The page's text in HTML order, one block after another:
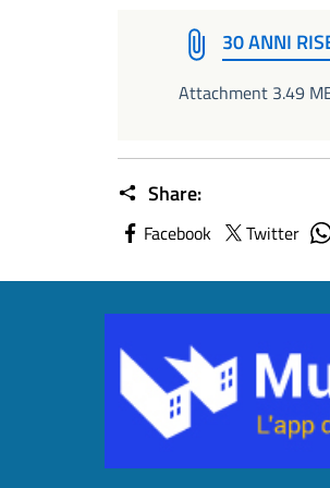
30 ANNI
Attachment 3.49
Share:
Facebook Twitter